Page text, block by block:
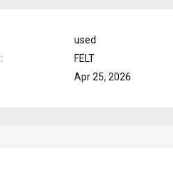
used
FELT
Apr 25, 2026